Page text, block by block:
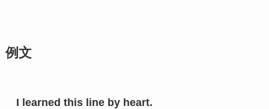
例文
I learned this line by heart.